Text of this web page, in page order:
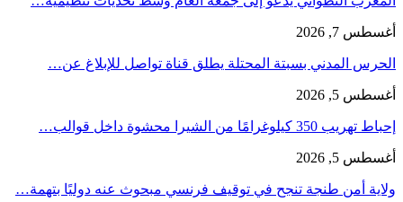
أغسطس 7, 2026
الحرس المدني بسبتة المحتلة يطلق قناة تواصل للإبلاغ عن…
أغسطس 5, 2026
إحباط تهريب 350 كيلوغرامًا من الشيرا محشوة داخل قوالب…
أغسطس 5, 2026
ولاية أمن طنجة تنجح في توقيف فرنسي مبحوث عنه دوليًا بتهمة…